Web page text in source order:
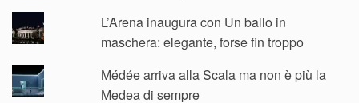
L’Arena inaugura con Un ballo in
maschera: elegante, forse fin troppo
Médée arriva alla Scala ma non è più la
Medea di sempre